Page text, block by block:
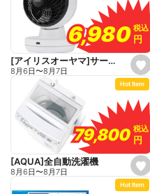
s
e
t
a
v
o
r
i
e
6,980
6,980税込
税込
円
円
[アイリスオーヤマ]サーキュレーター
8月6日〜8月7日
s
e
t
Hot Item
79,800
79,800 税込
税込
円
円
[AQUA]全自動洗濯機
8月6日〜8月7日
Hot Item